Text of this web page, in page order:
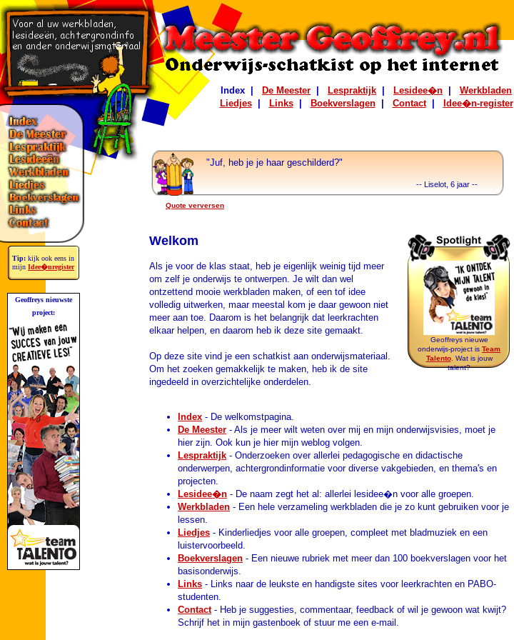
Index De Meester Lespraktijk Lesidee�n
Werkbladen
Liedjes| Links| Boekverslagen| Contact| Idee�n-register
Tip: kijk ook eens in
mijn Idee�nregister
Geoffreys nieuwste
project:
"Juf, heb je je haar geschilderd?"
-- Liselot, 6 jaar --
Quote verversen
Geoffreys nieuwe
onderwijs-project is Team
Talento. Wat is jouw
talent?
Welkom
Als je voor de klas staat, heb je eigenlijk weinig tijd meer
om zelf je onderwijs te ontwerpen. Je wilt dan wel
ontzettend mooie werkbladen maken, of een tof idee
volledig uitwerken, maar meestal kom je daar gewoon niet
meer aan toe. Daarom is het belangrijk dat leerkrachten
elkaar helpen, en daarom heb ik deze site gemaakt.
Op deze site vind je een schatkist aan onderwijsmateriaal.
Om het zoeken gemakkelijk te maken, heb ik de site
ingedeeld in overzichtelijke onderdelen.
Index - De welkomstpagina.
De Meester - Als je meer wilt weten over mij en mijn onderwijsvisies, moet je
hier zijn. Ook kun je hier mijn weblog volgen.
Lespraktijk - Onderzoeken over allerlei pedagogische en didactische
onderwerpen, achtergrondinformatie voor diverse vakgebieden, en thema's en
projecten.
Lesidee�n - De naam zegt het al: allerlei lesidee�n voor alle groepen.
Werkbladen - Een hele verzameling werkbladen die je zo kunt gebruiken voor je
lessen.
Liedjes - Kinderliedjes voor alle groepen, compleet met bladmuziek en een
luistervoorbeeld.
Boekverslagen - Een nieuwe rubriek met meer dan 100 boekverslagen voor het
basisonderwijs.
Links - Links naar de leukste en handigste sites voor leerkrachten en PABO-
studenten.
Contact- Heb je suggesties, commentaar, feedback of wil je gewoon wat kwijt?
Schrijf het in mijn gastenboek of stuur me een e-mail.